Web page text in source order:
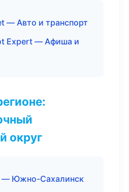
— Авто и транспорт
Expert — Афиша и
округ
— Южно-Сахалинск